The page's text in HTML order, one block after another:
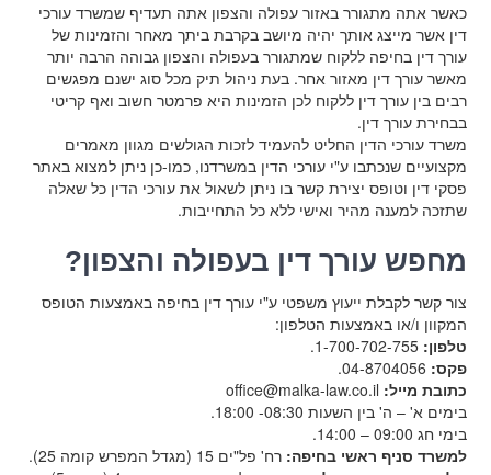
כאשר אתה מתגורר באזור עפולה והצפון אתה תעדיף שמשרד עורכי
דין אשר מייצג אותך יהיה מיושב בקרבת ביתך מאחר והזמינות של
עורך דין בחיפה ללקוח שמתגורר בעפולה והצפון גבוהה הרבה יותר
מאשר עורך דין מאזור אחר. בעת ניהול תיק מכל סוג ישנם מפגשים
רבים בין עורך דין ללקוח לכן הזמינות היא פרמטר חשוב ואף קריטי
בבחירת עורך דין.
משרד עורכי הדין החליט להעמיד לזכות הגולשים מגוון מאמרים
מקצועיים שנכתבו ע"י עורכי הדין במשרדנו, כמו-כן ניתן למצוא באתר
פסקי דין וטופס יצירת קשר בו ניתן לשאול את עורכי הדין כל שאלה
שתזכה למענה מהיר ואישי ללא כל התחייבות.
מחפש עורך דין בעפולה והצפון?
צור קשר לקבלת ייעוץ משפטי ע"י עורך דין בחיפה באמצעות הטופס
המקוון ו/או באמצעות הטלפון:
טלפון: 1-700-702-755.
פקס:
כתובת מייל:
בימים א' – ה' בין השעות 08:30- 18:00.
בימי חג 09:00 – 14:00.
למשרד סניף ראשי בחיפה: רח' פל"ים 15 (מגדל המפרש קומה 25).